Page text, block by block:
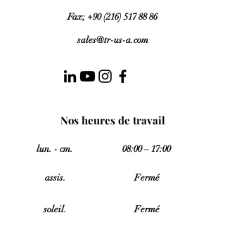
Fax; +90 (216) 517 88 86
sales@tr-us-a.com
Nos heures de travail
lun. - cm. 08:00 – 17:00
assis. Fermé
soleil. Fermé